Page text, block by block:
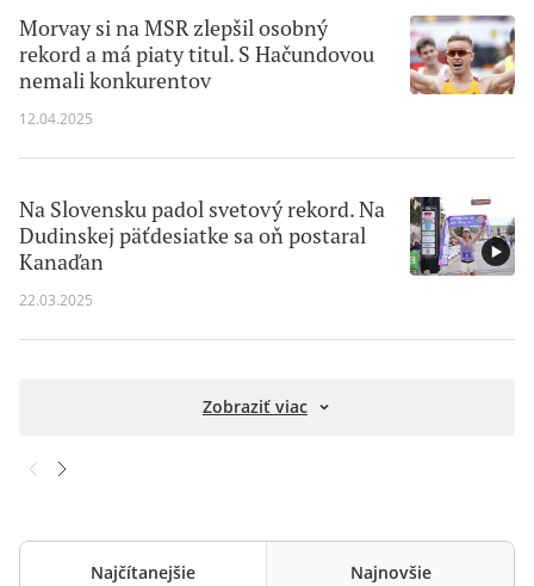
Morvay si na MSR zlepšil osobný
rekord a má piaty titul. S Hačundovou
nemali konkurentov
12.04.2025
Na Slovensku padol svetový rekord. Na
Dudinskej päťdesiatke sa oň postaral
Kanaďan
22.03.2025
Zobraziť viac
Najčítanejšie Najnovšie